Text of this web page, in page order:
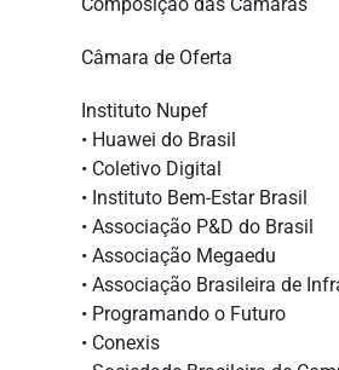
Composição das Câmaras
Câmara de Oferta
Instituto Nupef
• Huawei do Brasil
• Coletivo Digital
• Instituto Bem-Estar Brasil
• Associação P&D do Brasil
• Associação Megaedu
• Associação Brasileira de
• Programando o Futuro
• Conexis